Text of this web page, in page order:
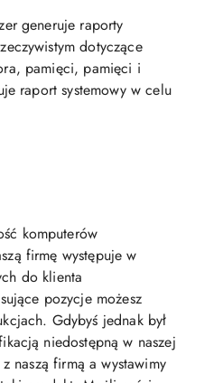
generuje raporty
dotyczące
pamięci, pamięci i
raport systemowy w celu
komputerów
firmę występuje w
do klienta
pozycje możesz
Gdybyś jednak był
niedostępną w naszej
naszą firmą a wystawimy